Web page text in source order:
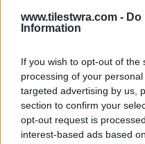
www.tilestwra.com -
Information
If you wish to opt-out of
processing of your
targeted advertising by us,
section to confirm your
opt-out request is
interest-based ads based